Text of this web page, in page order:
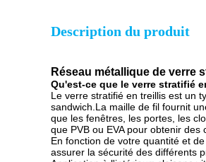
Description du produit
Réseau métallique de verre
Qu'est-ce que le verre stratifié
Le verre stratifié en treillis est un
sandwich.La maille de fil fournit
que les fenêtres, les portes, les
que PVB ou EVA pour obtenir
En fonction de votre quantité et
assurer la sécurité des différents